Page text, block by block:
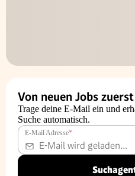
Von neuen Jobs
Trage deine E-Mail ein und
Suche automatisch.
E-Mail Adresse*